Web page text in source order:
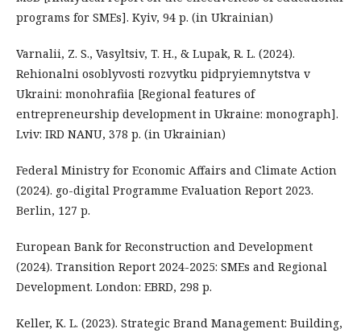
programs for SMEs]. Kyiv, 94 p. (in Ukrainian)
Varnalii, Z. S., Vasyltsiv, T. H., & Lupak, R. L. (2024).
Rehionalni osoblyvosti rozvytku pidpryiemnytstva v
Ukraini: monohrafiia [Regional features of
entrepreneurship development in Ukraine: monograph].
Lviv: IRD NANU, 378 p. (in Ukrainian)
Federal Ministry for Economic Affairs and Climate Action
(2024). go-digital Programme Evaluation Report 2023.
Berlin, 127 p.
European Bank for Reconstruction and Development
(2024). Transition Report 2024-2025: SMEs and Regional
Development. London: EBRD, 298 p.
Keller, K. L. (2023). Strategic Brand Management: Building,